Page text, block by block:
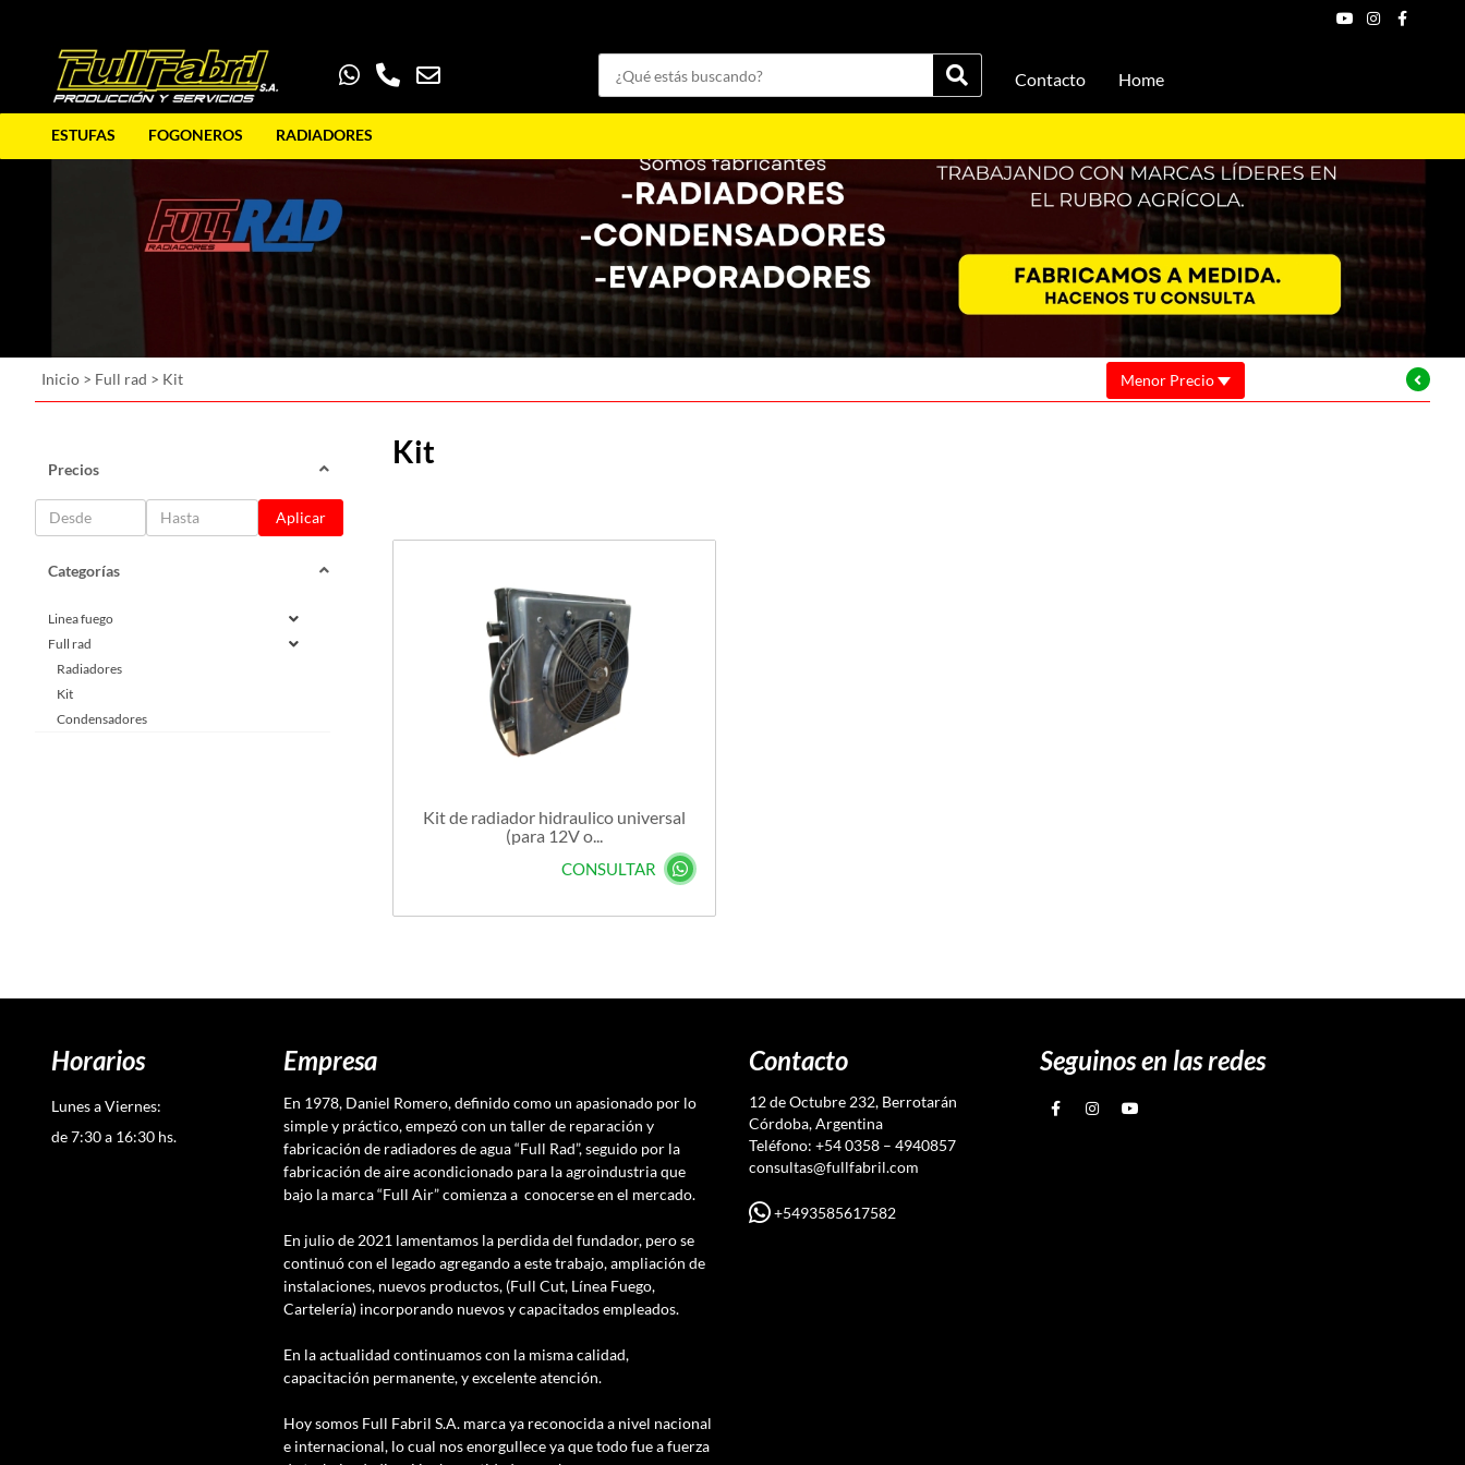
Contacto Home
ESTUFAS FOGONEROS RADIADORES
Inicio > Full rad > Kit Menor Precio
Precios
Aplicar
Categorías
Linea fuego
Full rad
Radiadores
Kit
Condensadores
Kit
Kit de radiador hidraulico universal
(para 12V o...
CONSULTAR
Horarios
Lunes a Viernes:
de 7:30 a 16:30 hs.
Empresa
En 1978, Daniel Romero, definido como un apasionado por lo
simple y práctico, empezó con un taller de reparación y
fabricación de radiadores de agua “Full Rad”, seguido por la
fabricación de aire acondicionado para la agroindustria que
bajo la marca “Full Air” comienza a conocerse en el mercado.
En julio de 2021 lamentamos la perdida del fundador, pero se
continuó con el legado agregando a este trabajo, ampliación de
instalaciones, nuevos productos, (Full Cut, Línea Fuego,
Cartelería) incorporando nuevos y capacitados empleados.
En la actualidad continuamos con la misma calidad,
capacitación permanente, y excelente atención.
Hoy somos Full Fabril S.A. marca ya reconocida a nivel nacional
e internacional, lo cual nos enorgullece ya que todo fue a fuerza
Contacto
12 de Octubre 232, Berrotarán
Córdoba, Argentina
Teléfono: +54 0358 – 4940857
consultas@fullfabril.com
+5493585617582
Seguinos en las redes